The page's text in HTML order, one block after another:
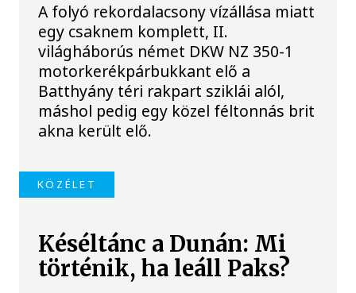
A folyó rekordalacsony vízállása miatt
egy csaknem komplett, II.
világháborús német DKW NZ 350-1
motorkerékpárbukkant elő a
Batthyány téri rakpart sziklái alól,
máshol pedig egy közel féltonnás brit
akna került elő.
KÖZÉLET
Késéltánc a Dunán: Mi
történik, ha leáll Paks?